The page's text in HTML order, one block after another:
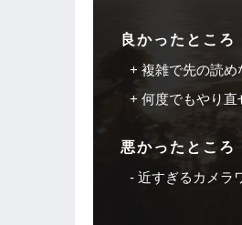
良かったところ
複雑で先の読め
何度でもやり直
悪かったところ
近すぎるカメラ